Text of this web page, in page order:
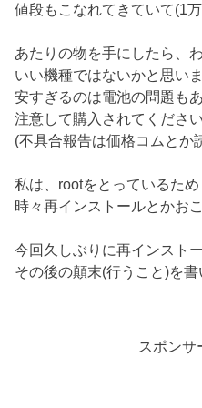
値段もこなれてきていて(1
あたりの物を手にしたら、
いい機種ではないかと思いま
安すぎるのは電池の問題も
注意して購入されてください
(不具合報告は価格コムとか
私は、rootをとっているため
時々再インストールとかお
今回久しぶりに再インスト
その後の顛末(行うこと)を書
スポンサ